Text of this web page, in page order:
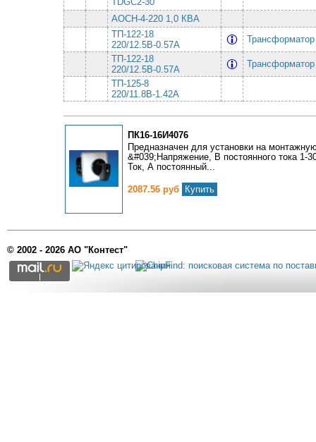
АОСН-4-220 1,0 КВА
ТП-122-18
220/12.5В-0.57А
ТП-122-18
220/12.5В-0.57А
ТП-125-8
220/11.8В-1.42А
ПК16-16И4076
Предназначен для установки на
&#039;Напряжение, В постоянного тока 1-
Ток, А постоянный...
2087.56 руб Купить
© 2002 - 2026 АО "Контест"